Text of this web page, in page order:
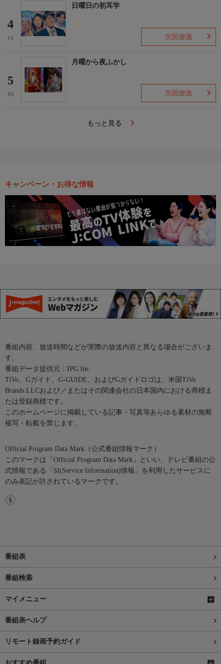
4
(-)
日曜日の初耳学
次回放送
5
(5)
月曜から夜ふかし
次回放送
もっと見る
キャンペーン・お得な情報
番組内容、放送時間などが実際の放送内容と異なる場合がございま
す。
番組データ提供元：IPG Inc.
TiVo、Gガイド、G-GUIDE、およびGガイドロゴは、米国TiVo
Brands LLCおよび／またはその関連会社の日本国内における商標ま
たは登録商標です。
このホームページに掲載している記事・写真等あらゆる素材の無断
複写・転載を禁じます。
Official Program Data Mark（公式番組情報マーク）
このマークは「Official Program Data Mark」といい、テレビ番組の公
式情報である「SI(Service Information)情報」を利用したサービスに
のみ表記が許されているマークです。
番組表
番組検索
マイメニュー
番組表ヘルプ
リモート録画予約ガイド